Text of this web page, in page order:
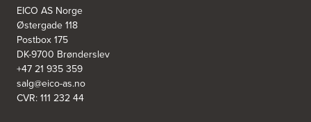
Drømmekjøkkenet Bergen
Møllendalsveien 1
5009 Bergen
Tel.: 55-208480
http://www.drommekjokken.no
EICO AS Norge
Østergade 118
Postbox 175
DK-9700 Brønderslev
+47 21 935 359
salg@eico-as.no
CVR: 111 232 44